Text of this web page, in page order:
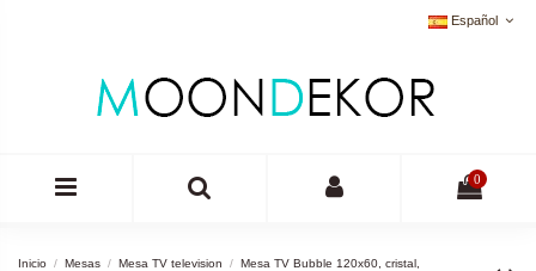
Español
0
Inicio Mesas Mesa TV television
Mesa TV Bubble 120x60, cristal,